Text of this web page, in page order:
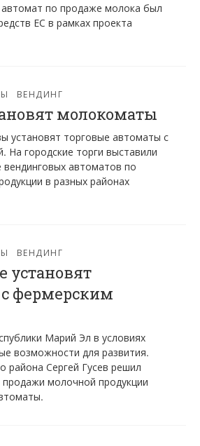
по продаже молока был
ЕС в рамках проекта
ВЕНДИНГ
молокоматы
установят торговые автоматы с
На городские торги выставили
автоматов по
в разных районах
ВЕНДИНГ
установят
фермерским
Марий Эл в условиях
возможности для развития.
района Сергей Гусев решил
молочной продукции